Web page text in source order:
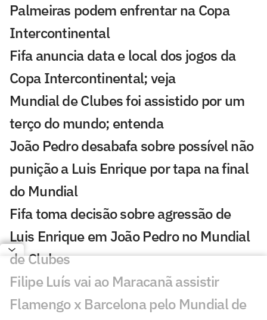
Palmeiras podem enfrentar na Copa
Intercontinental
Fifa anuncia data e local dos jogos da
Copa Intercontinental; veja
Mundial de Clubes foi assistido por um
terço do mundo; entenda
João Pedro desabafa sobre possível não
punição a Luis Enrique por tapa na final
do Mundial
Fifa toma decisão sobre agressão de
Luis Enrique em João Pedro no Mundial
de Clubes
Filipe Luís vai ao Maracanã assistir
Flamengo x Barcelona pelo Mundial de